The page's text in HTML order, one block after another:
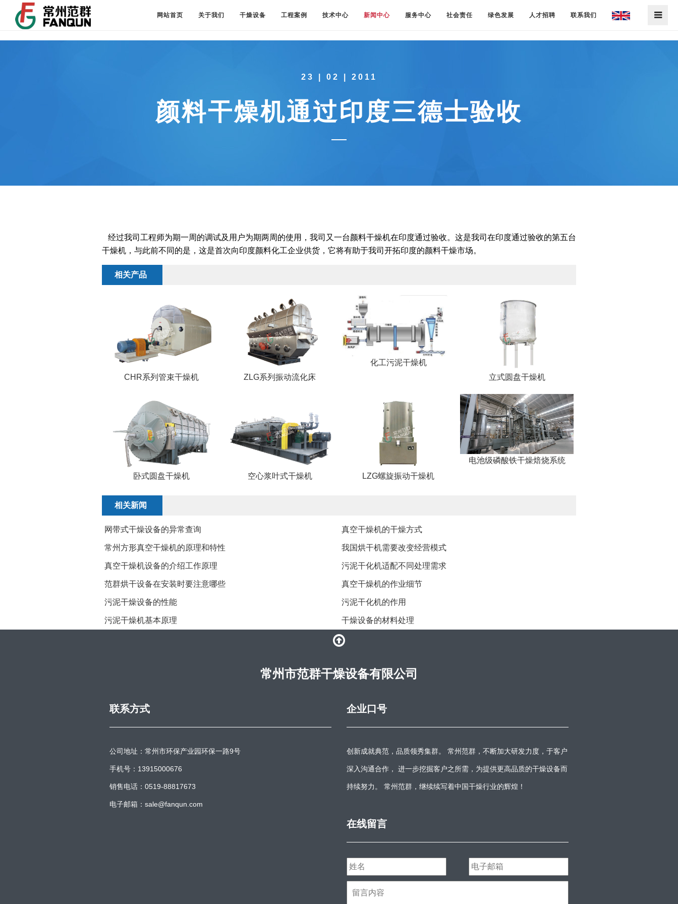
网站首页 关于我们 干燥设备 工程案例 技术中心 新闻中心 服务中心 社会责任 绿色发展 人才招聘 联系我们
23 | 02 | 2011
颜料干燥机通过印度三德士验收
经过我司工程师为期一周的调试及用户为期两周的使用，我司又一台颜料干燥机在印度通过验收。这是我司在印度通过验收的第五台
干燥机，与此前不同的是，这是首次向印度颜料化工企业供货，它将有助于我司开拓印度的颜料干燥市场。
相关产品
CHR系列管束干燥机 ZLG系列振动流化床
化工污泥干燥机
立式圆盘干燥机
卧式圆盘干燥机 空心浆叶式干燥机 LZG螺旋振动干燥机
电池级磷酸铁干燥焙烧系统
相关新闻
网带式干燥设备的异常查询 真空干燥机的干燥方式
常州方形真空干燥机的原理和特性 我国烘干机需要改变经营模式
真空干燥机设备的介绍工作原理 污泥干化机适配不同处理需求
范群烘干设备在安装时要注意哪些 真空干燥机的作业细节
污泥干燥设备的性能 污泥干化机的作用
污泥干燥机基本原理 干燥设备的材料处理
常州市范群干燥设备有限公司
联系方式
公司地址：常州市环保产业园环保一路9号
手机号：13915000676
销售电话：0519-88817673
电子邮箱：sale@fanqun.com
企业口号
创新成就典范，品质领秀集群。 常州范群，不断加大研发力度，于客户
深入沟通合作， 进一步挖掘客户之所需，为提供更高品质的干燥设备而
持续努力。 常州范群，继续续写着中国干燥行业的辉煌！
在线留言